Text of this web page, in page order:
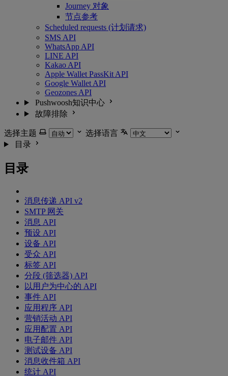
Journey 对象
节点参考
Scheduled requests (计划请求)
SMS API
WhatsApp API
LINE API
Kakao API
Apple Wallet PassKit API
Google Wallet API
Geozones API
Pushwoosh知识中心
故障排除
选择主题
选择语言
目录
目录
消息传递 API v2
SMTP 网关
消息 API
预设 API
设备 API
受众 API
标签 API
分段 (筛选器) API
以用户为中心的 API
事件 API
应用程序 API
营销活动 API
应用配置 API
电子邮件 API
测试设备 API
消息收件箱 API
统计 API